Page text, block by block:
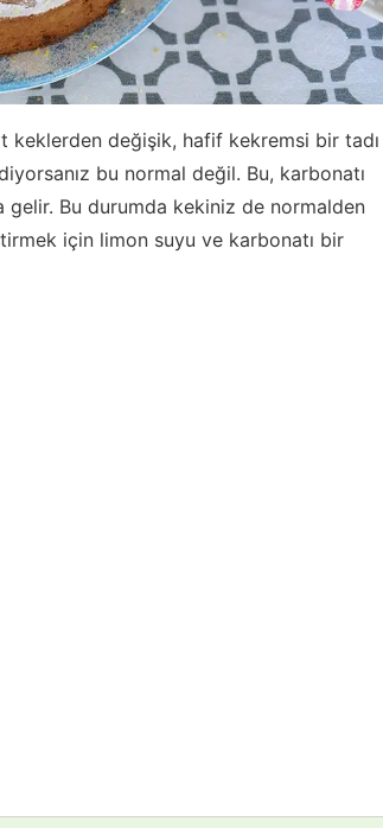
keklerden değişik, hafif kekremsi bir tadı
bu normal değil. Bu, karbonatı
gelir. Bu durumda kekiniz de normalden
için limon suyu ve karbonatı bir